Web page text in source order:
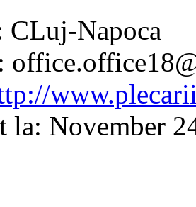
CLuj-Napoca
la: November